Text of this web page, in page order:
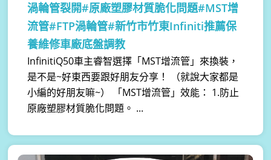
渦輪管裂開#原廠塑膠材質脆化問題#MST增
流管#FTP渦輪管#新竹市竹東Infiniti推薦保
養維修車廠底盤調教
InfinitiQ50車主睿智選擇「MST增流管」來換裝，
是不是~好東西要跟好朋友分享！ （就說大家都是
小編的好朋友嘛~） 「MST增流管」效能： 1.防止
原廠塑膠材質脆化問題。 ...